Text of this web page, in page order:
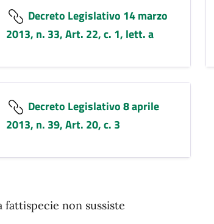
Decreto Legislativo 14 marzo
2013, n. 33, Art. 22, c. 1, lett. a
Decreto Legislativo 8 aprile
2013, n. 39, Art. 20, c. 3
fattispecie non sussiste